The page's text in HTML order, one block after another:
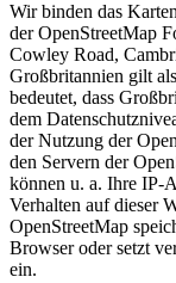
Wir binden das
der OpenStreetMap
Cowley Road,
Großbritannien gilt
bedeutet, dass
dem
der Nutzung der
den Servern der
können u. a. Ihre IP-
Verhalten auf dieser
OpenStreetMap
Browser oder setzt
ein.